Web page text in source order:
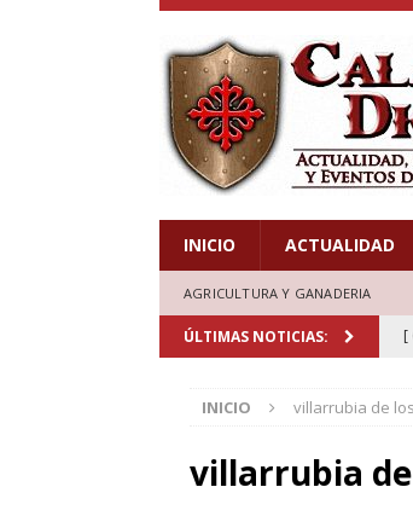
INICIO ACTUALIDAD
AGRICULTURA Y GANADERIA
ÚLTIMAS NOTICIAS: [
[
INICIO villarrubia de
villarrubia